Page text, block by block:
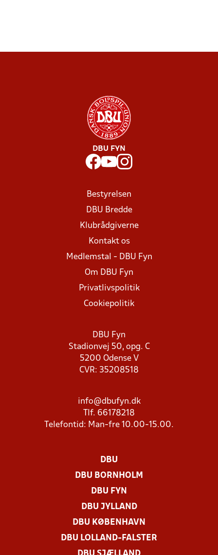
DBU FYN
Bestyrelsen
DBU Bredde
Klubrådgiverne
Kontakt os
Medlemstal - DBU Fyn
Om DBU Fyn
Privatlivspolitik
Cookiepolitik
DBU Fyn
Stadionvej 50, opg. C
5200 Odense V
CVR: 35208518
info@dbufyn.dk
Tlf. 66178218
Telefontid: Man-fre 10.00-15.00.
DBU
DBU BORNHOLM
DBU FYN
DBU JYLLAND
DBU KØBENHAVN
DBU LOLLAND-FALSTER